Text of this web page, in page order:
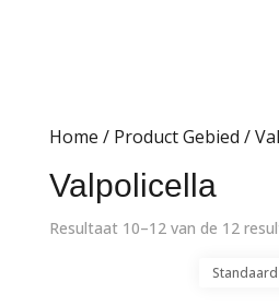
Home / Product Gebied /
Valpolicella
Resultaat 10–12 van de 12